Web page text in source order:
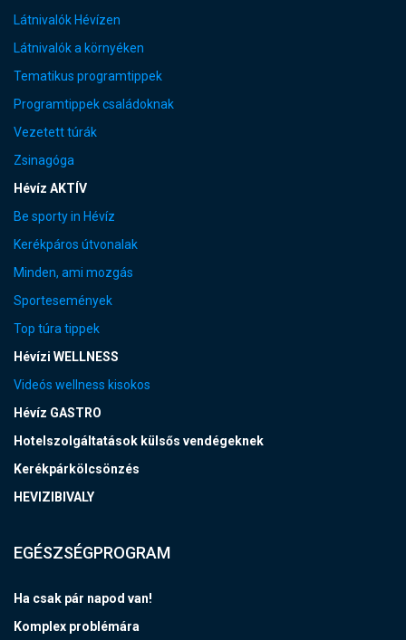
Látnivalók Hévízen
Látnivalók a környéken
Tematikus programtippek
Programtippek családoknak
Vezetett túrák
Zsinagóga
Hévíz AKTÍV
Be sporty in Hévíz
Kerékpáros útvonalak
Minden, ami mozgás
Sportesemények
Top túra tippek
Hévízi WELLNESS
Videós wellness kisokos
Hévíz GASTRO
Hotelszolgáltatások külsős vendégeknek
Kerékpárkölcsönzés
HEVIZIBIVALY
EGÉSZSÉGPROGRAM
Ha csak pár napod van!
Komplex problémára